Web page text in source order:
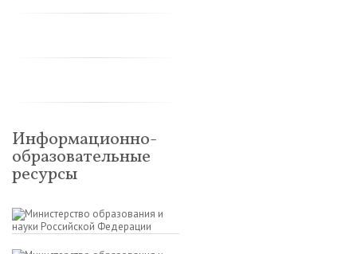
Информационно-
образовательные
ресурсы